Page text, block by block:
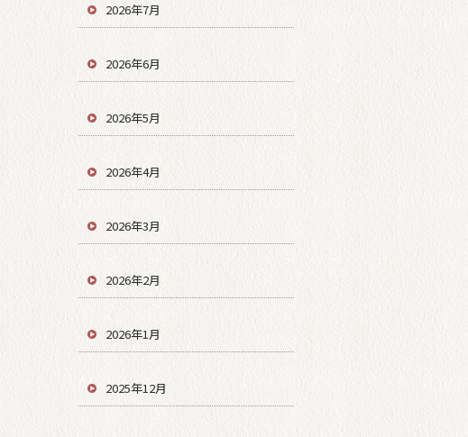
2026年7月
2026年6月
2026年5月
2026年4月
2026年3月
2026年2月
2026年1月
2025年12月